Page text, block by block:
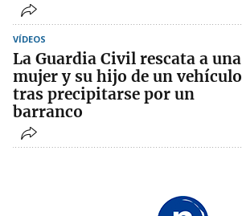
VÍDEOS
La Guardia Civil rescata a una
mujer y su hijo de un vehículo
tras precipitarse por un
barranco